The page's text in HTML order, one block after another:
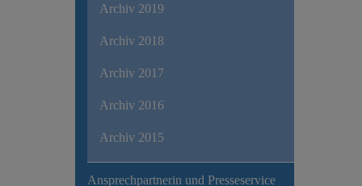
Archiv 2019
Archiv 2018
Archiv 2017
Archiv 2016
Archiv 2015
Ansprechpartnerin und Presseservice